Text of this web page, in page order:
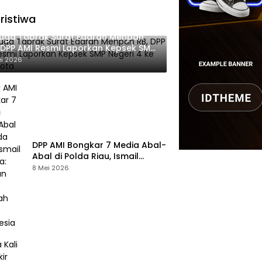
Tabrak Surat Edaran Menpan
AMI Resmi Laporkan Kepsek SMP
4 ke Wali Kota
2026
DPP AMI Bongkar 7 Media Abal-
Abal di Polda Riau, Ismail
Sarlata: Jangan Rusak Marwah
8 Mei 2026